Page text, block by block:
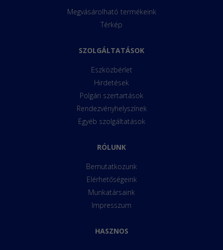
Megvásárolható termékeink
Térkép
SZOLGÁLTATÁSOK
Eszközbérlet
Hirdetések
Polgári szertartások
Rendezvényhelyszínek
Egyéb szolgáltatások
RÓLUNK
Bemutatkozunk
Elérhetőségeink
Munkatársaink
Impresszum
HASZNOS